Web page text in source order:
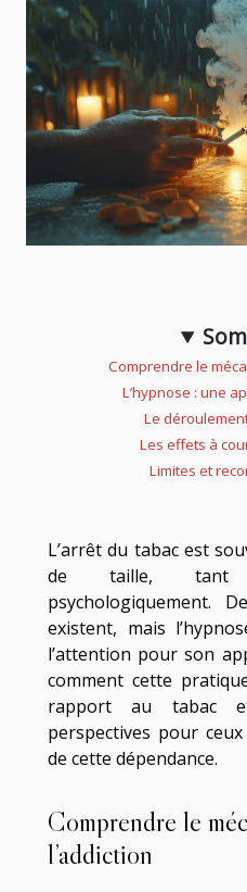
Comprendre le
L’hypnose : une
Le
Les effets à
Limites et
L’arrêt du tabac est
de taille, tant
psychologiquement.
existent, mais
l’attention pour son
comment cette
rapport au tabac
perspectives pour
de cette dépendance.
Comprendre le
l’addiction